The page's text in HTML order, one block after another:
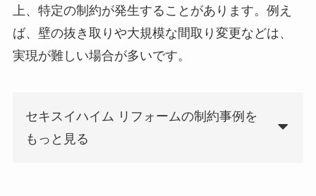
上、特定の制約が発生することがあります。例え
ば、壁の抜き取りや大規模な間取り変更などは、
実現が難しい場合が多いです。
セキスイハイム リフォームの制約事例を
もっと見る